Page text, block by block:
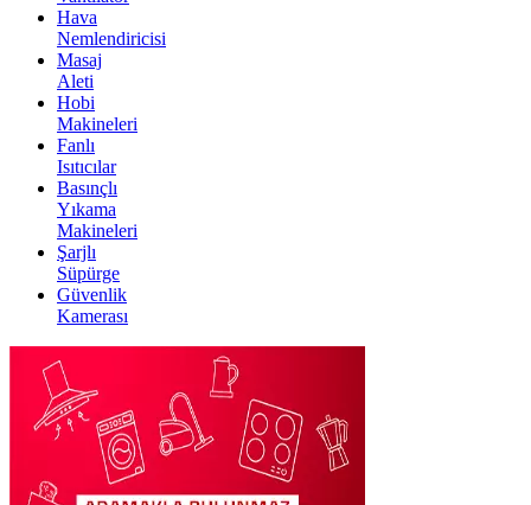
Hava
Nemlendiricisi
Masaj
Aleti
Hobi
Makineleri
Fanlı
Isıtıcılar
Basınçlı
Yıkama
Makineleri
Şarjlı
Süpürge
Güvenlik
Kamerası